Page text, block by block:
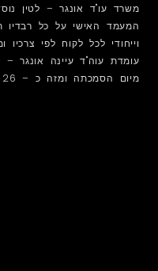
המעמד האישי על כל
וייחודי לכל לקוח לפי
עומדת עוה"ד עיינה אונגר
מיום הסמכתה ומזה כ – 26 שנים ברציפות.